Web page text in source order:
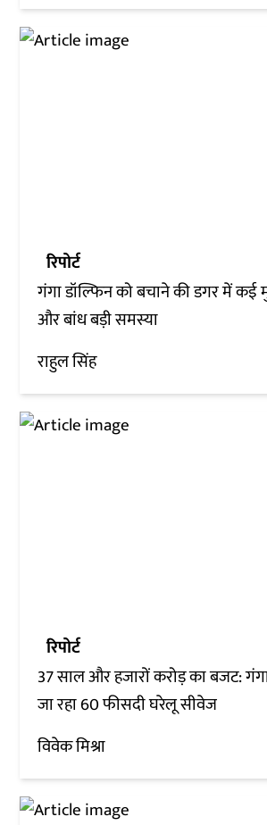
रिपोर्ट
गंगा डॉल्फिन को बचाने की डगर में कई
और बांध बड़ी समस्या
राहुल सिंह
रिपोर्ट
37 साल और हजारों करोड़ का बजट:
जा रहा 60 फीसदी घरेलू सीवेज
विवेक मिश्रा